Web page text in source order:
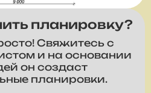
планировку?
Свяжитесь с
и на основании
он создаст
планировки.